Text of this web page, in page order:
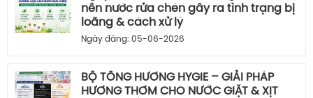
nền nước rửa chén gây ra tình trạng bị
loãng & cách xử lý
Ngày đăng: 05-06-2026
BỘ TÔNG HƯƠNG HYGIE – GIẢI PHÁP
HƯƠNG THƠM CHO NƯỚC GIẶT & XỊT